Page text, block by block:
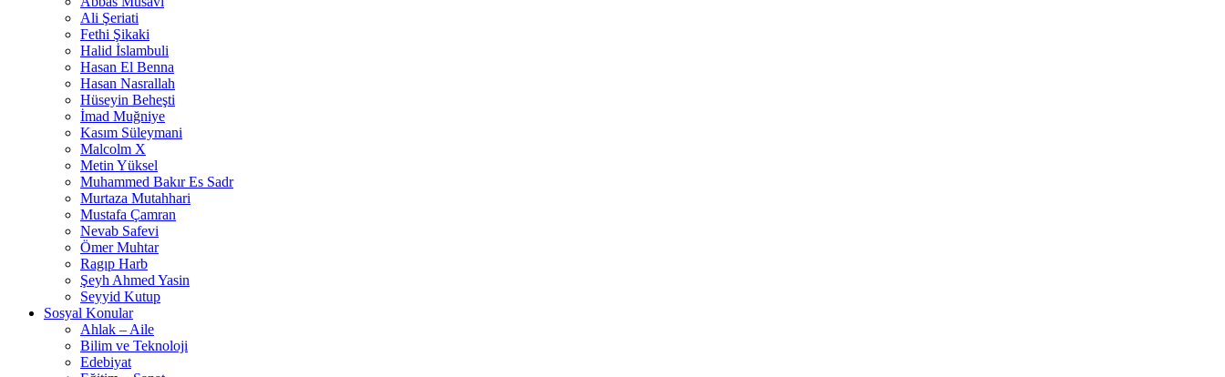
Ali Şeriati
Fethi Şikaki
Halid İslambuli
Hasan El Benna
Hasan Nasrallah
Hüseyin Beheşti
İmad Muğniye
Kasım Süleymani
Malcolm X
Metin Yüksel
Muhammed Bakır Es Sadr
Murtaza Mutahhari
Mustafa Çamran
Nevab Safevi
Ömer Muhtar
Ragıp Harb
Şeyh Ahmed Yasin
Seyyid Kutup
Sosyal Konular
Ahlak – Aile
Bilim ve Teknoloji
Edebiyat